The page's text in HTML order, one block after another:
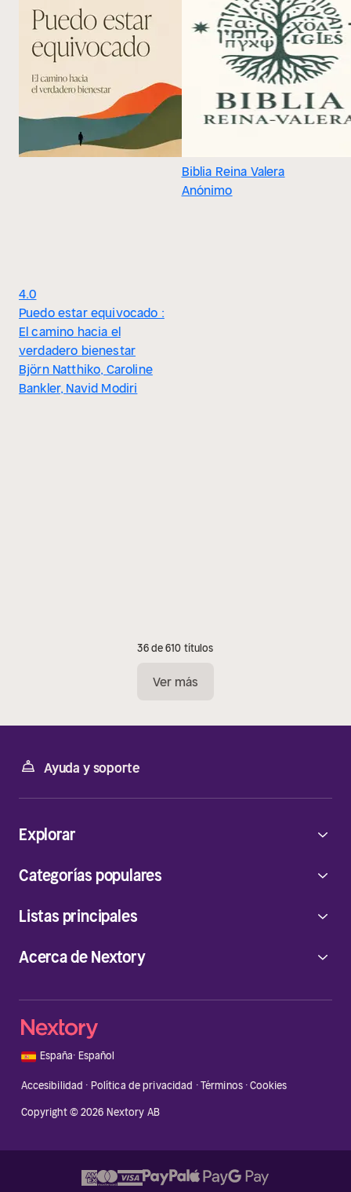
4.0
Puedo estar equivocado :
El camino hacia el
verdadero bienestar
Björn Natthiko, Caroline
Bankler, Navid Modiri
Biblia Reina Valera
Anónimo
36 de 610 títulos
Ver más
Ayuda y soporte
Acerca de Nextory
Explorar
Categorías populares
Listas principales
🇪🇸 España· Español
Accesibilidad · Política de privacidad ·Términos·Cookies
Copyright © 2026 Nextory AB